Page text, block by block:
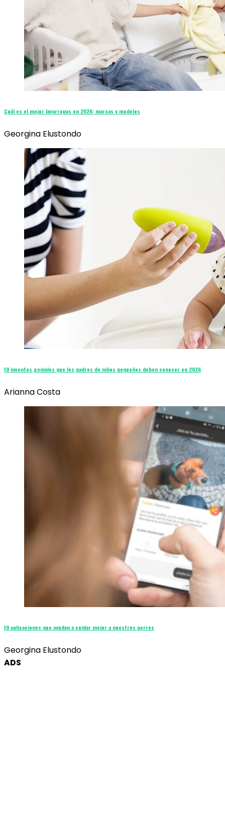
Cuál es el mejor lavarropas en 2026: marcas y modelos
Georgina Elustondo
10 inventos geniales que los padres de niños pequeños deben conocer en 2026
Arianna Costa
10 aplicaciones que ayudan a cuidar mejor a nuestros perros
Georgina Elustondo
ADS